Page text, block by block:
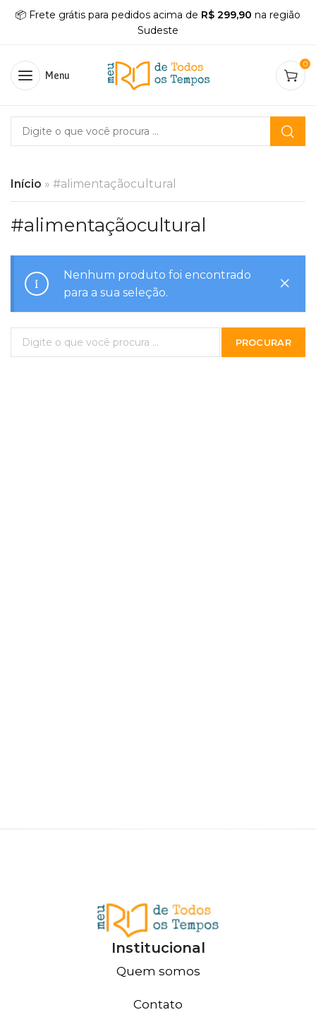
📦 Frete grátis para pedidos acima de R$ 299,90 na região
Sudeste
Menu
0
Início » #alimentaçãocultural
#alimentaçãocultural
Nenhum produto foi encontrado
para a sua seleção.
PROCURAR
Institucional
Quem somos
Contato